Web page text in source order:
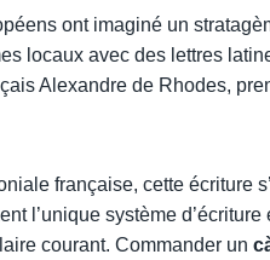
ont imaginé un
locaux avec des lettres
Alexandre de Rhodes,
française, cette écriture
l’unique système d’écriture
courant. Commander un